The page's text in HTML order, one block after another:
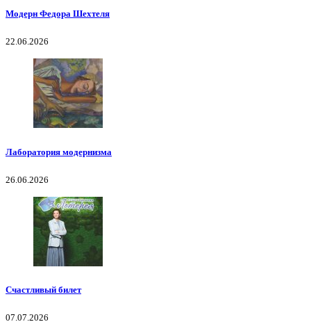
Модерн Федора Шехтеля
22.06.2026
Лаборатория модернизма
26.06.2026
Счастливый билет
07.07.2026